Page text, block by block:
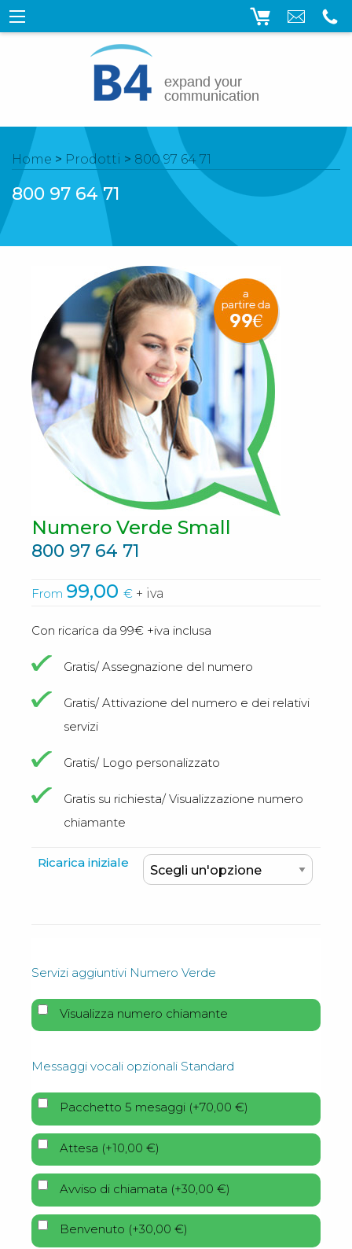
Home > Prodotti > 800 97 64 71
800 97 64 71
Numero Verde Small
800 97 64 71
From 99,00 € + iva
Con ricarica da 99€ +iva inclusa
Gratis/ Assegnazione del numero
Gratis/ Attivazione del numero e dei relativi
servizi
Gratis/ Logo personalizzato
Gratis su richiesta/ Visualizzazione numero
chiamante
Ricarica iniziale
Servizi aggiuntivi Numero Verde
Visualizza numero chiamante
Messaggi vocali opzionali Standard
Pacchetto 5 mesaggi (+70,00 €)
Attesa (+10,00 €)
Avviso di chiamata (+30,00 €)
Benvenuto (+30,00 €)